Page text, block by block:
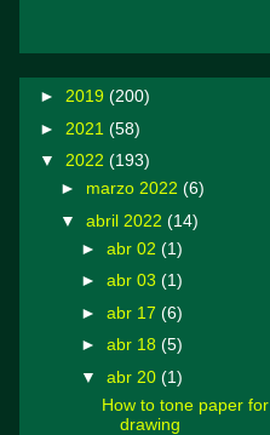
► 2019 (200)
► 2021 (58)
▼ 2022 (193)
► marzo 2022 (6)
▼ abril 2022 (14)
► abr 02 (1)
► abr 03 (1)
► abr 17 (6)
► abr 18 (5)
▼ abr 20 (1)
How to tone paper for
drawing